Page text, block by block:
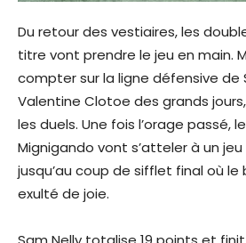
Du retour des vestiaires, les
titre vont prendre le jeu en main.
compter sur la ligne défensive de
Valentine Clotoe des grands
les duels. Une fois l’orage passé,
Mignigando vont s’atteler à un
jusqu’au coup de sifflet final où le
exulté de joie.